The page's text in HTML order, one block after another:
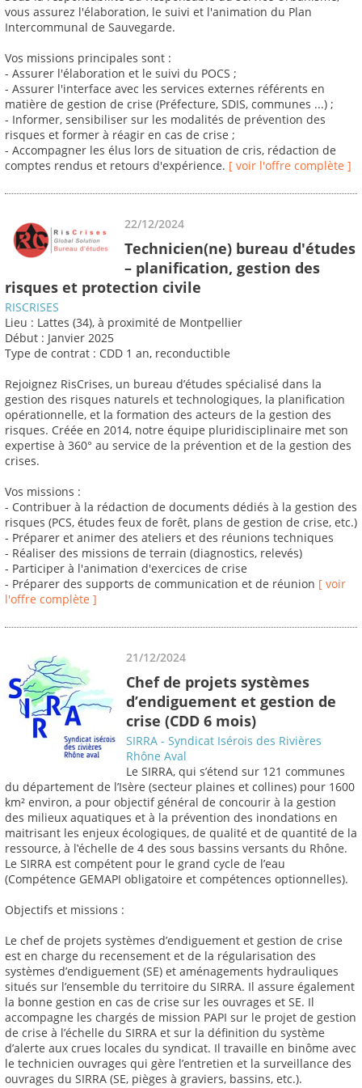
vous assurez l'élaboration, le suivi et l'animation du Plan
Intercommunal de Sauvegarde.
Vos missions principales sont :
- Assurer l'élaboration et le suivi du POCS ;
- Assurer l'interface avec les services externes référents en
matière de gestion de crise (Préfecture, SDIS, communes ...) ;
- Informer, sensibiliser sur les modalités de prévention des
risques et former à réagir en cas de crise ;
- Accompagner les élus lors de situation de cris, rédaction de
comptes rendus et retours d'expérience. [ voir l'offre complète ]
22/12/2024
Technicien(ne) bureau d'études
– planification, gestion des
risques et protection civile
RISCRISES
Lieu : Lattes (34), à proximité de Montpellier
Début : Janvier 2025
Type de contrat : CDD 1 an, reconductible
Rejoignez RisCrises, un bureau d’études spécialisé dans la
gestion des risques naturels et technologiques, la planification
opérationnelle, et la formation des acteurs de la gestion des
risques. Créée en 2014, notre équipe pluridisciplinaire met son
expertise à 360° au service de la prévention et de la gestion des
crises.
Vos missions :
- Contribuer à la rédaction de documents dédiés à la gestion des
risques (PCS, études feux de forêt, plans de gestion de crise, etc.)
- Préparer et animer des ateliers et des réunions techniques
- Réaliser des missions de terrain (diagnostics, relevés)
- Participer à l'animation d'exercices de crise
- Préparer des supports de communication et de réunion [ voir
l'offre complète ]
21/12/2024
Chef de projets systèmes
d’endiguement et gestion de
crise (CDD 6 mois)
SIRRA - Syndicat Isérois des Rivières
Rhône Aval
Le SIRRA, qui s’étend sur 121 communes
du département de l’Isère (secteur plaines et collines) pour 1600
km² environ, a pour objectif général de concourir à la gestion
des milieux aquatiques et à la prévention des inondations en
maitrisant les enjeux écologiques, de qualité et de quantité de la
ressource, à l‛échelle de 4 des sous bassins versants du Rhône.
Le SIRRA est compétent pour le grand cycle de l’eau
(Compétence GEMAPI obligatoire et compétences optionnelles).
Objectifs et missions :
Le chef de projets systèmes d’endiguement et gestion de crise
est en charge du recensement et de la régularisation des
systèmes d’endiguement (SE) et aménagements hydrauliques
situés sur l’ensemble du territoire du SIRRA. Il assure également
la bonne gestion en cas de crise sur les ouvrages et SE. Il
accompagne les chargés de mission PAPI sur le projet de gestion
de crise à l’échelle du SIRRA et sur la définition du système
d’alerte aux crues locales du syndicat. Il travaille en binôme avec
le technicien ouvrages qui gère l’entretien et la surveillance des
ouvrages du SIRRA (SE, pièges à graviers, bassins, etc.).